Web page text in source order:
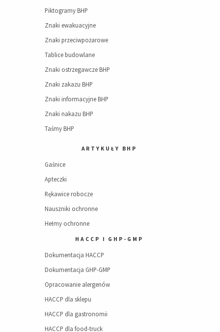
Piktogramy BHP
Znaki ewakuacyjne
Znaki przeciwpożarowe
Tablice budowlane
Znaki ostrzegawcze BHP
Znaki zakazu BHP
Znaki informacyjne BHP
Znaki nakazu BHP
Taśmy BHP
ARTYKUŁY BHP
Gaśnice
Apteczki
Rękawice robocze
Nauszniki ochronne
Hełmy ochronne
HACCP I GHP-GMP
Dokumentacja HACCP
Dokumentacja GHP-GMP
Opracowanie alergenów
HACCP dla sklepu
HACCP dla gastronomii
HACCP dla food-truck